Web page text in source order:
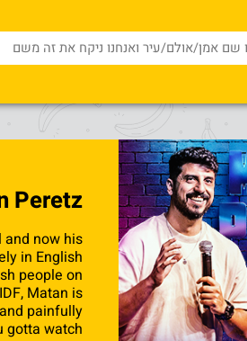
Peretz
and now his
in English!
people on
Matan is
painfully
watch!